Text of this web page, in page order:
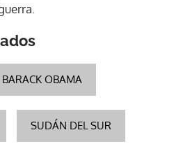
BARACK OBAMA
SUDÁN DEL SUR